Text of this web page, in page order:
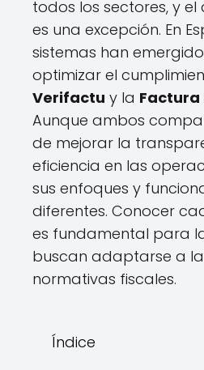
todos los sectores, y
es una excepción. En
sistemas han
optimizar el
Verifactu y la Factura
Aunque ambos
de mejorar la
eficiencia en las
sus enfoques y
diferentes. Conocer
es fundamental para
buscan adaptarse a
normativas fiscales.
Índice